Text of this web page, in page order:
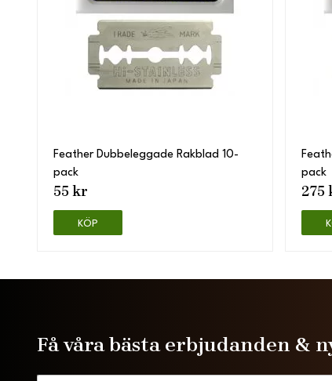
Feather Dubbeleggade Rakblad 10-
pack
55 kr
KÖP
pack
275
Få våra bästa erbjudanden &